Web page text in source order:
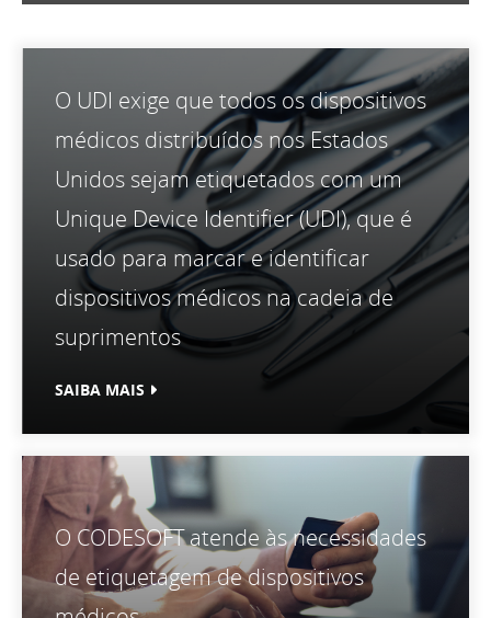
O UDI exige que todos os dispositivos
médicos distribuídos nos Estados
Unidos sejam etiquetados com um
Unique Device Identifier (UDI), que é
usado para marcar e identificar
dispositivos médicos na cadeia de
suprimentos
SAIBA MAIS
O CODESOFT atende às necessidades
de etiquetagem de dispositivos